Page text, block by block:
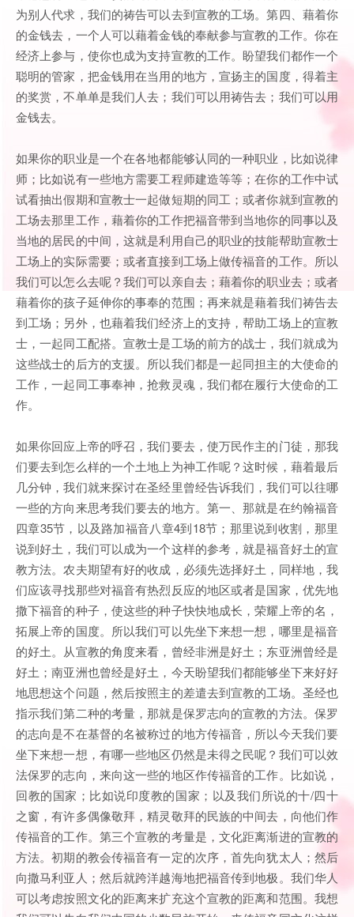
为别人代求，我们的祷告可以去到宣教的工场。第四、藉着你
的金钱去，一个人可以藉着金钱的奉献参与宣教的工作。你在
经济上参与，使你也成为支持宣教的工作。盼望我们都作一个
聪明的管家，把金钱用在当用的地方，宣扬主的国度，得着主
的奖赏，不单单是我们人去；我们可以用祷告去；我们可以用
金钱去。
如果你的职业是一个在各地都能够认同的一种职业，比如说律
师；比如说有一些地方需要工程师建造等等；在你的工作中试
试看抽出假期和宣教士一起做短期的同工；或者你就到宣教的
工场去那里工作，藉着你的工作把福音带到当地你的同事以及
当地的居民的中间，这就是利用自己的职业的技能帮助宣教士
工场上的实际需要；或者直接到工场上做传福音的工作。所以
我们可以怎么去呢？我们可以亲自去；藉着你的职业去；或者
藉着你的孩子延伸你的事奉的范围；再来就是藉着我们祷告去
到工场；另外，也藉着我们经济上的支持，帮助工场上的宣教
士，一起同工配搭。宣教士是工场的前方的战士，我们就成为
这些战士的后方的支援。所以我们都是一起同担主的大使命的
工作，一起同工事奉神，抢救灵魂，我们都在履行大使命的工
作。
如果你回应上帝的呼召，我们要去，使万民作主的门徒，那我
们要去到怎么样的一个土地上为神工作呢？这时候，藉着最后
几分钟，我们就来探讨在圣经里曾经告诉我们，我们可以往哪
一些的方向来思考我们要去的地方。第一、那就是在约翰福音
四章35节，以及路加福音八章4到18节；那里说到收割，那里
说到好土，我们可以成为一个这样的参考，就是福音好土的宣
教方法。农夫期望有好的收成，必须先选择好土，同样地，我
们应该寻找那些对福音有热烈反应的地区或者是国家，优先地
撒下福音的种子，使这些的种子快快地成长，荣耀上帝的名，
拓展上帝的国度。所以我们可以先坐下来想一想，哪里是福音
的好土。从宣教的角度来看，曾经非洲是好土；东亚洲曾经是
好土；南亚洲也曾经是好土，今天盼望我们都能够坐下来好好
地思想这个问题，然后按照主的差遣去到宣教的工场。圣经也
指示我们第二种的考量，那就是保罗志向的宣教的方法。保罗
的志向是不在基督的名被称过的地方传福音，所以今天我们要
坐下来想一想，有哪一些地区仍然是未得之民呢？我们可以效
法保罗的志向，来向这一些的地区作传福音的工作。比如说，
回教的国家；比如说印度教的国家；以及我们所说的十/四十
之窗，有许多偶像敬拜，精灵敬拜的民族的中间去，向他们作
传福音的工作。第三个宣教的考量是，文化距离渐进的宣教的
方法。初期的教会传福音有一定的次序，首先向犹太人；然后
向撒马利亚人；然后就跨洋越海地把福音传到地极。我们华人
可以考虑按照文化的距离来扩充这个宣教的距离和范围。我想